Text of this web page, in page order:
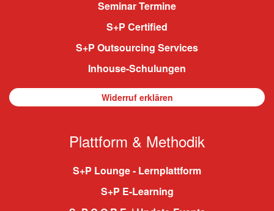
Seminar Termine
S+P Certified
S+P Outsourcing Services
Inhouse-Schulungen
Widerruf erklären
Plattform & Methodik
S+P Lounge - Lernplattform
S+P E-Learning